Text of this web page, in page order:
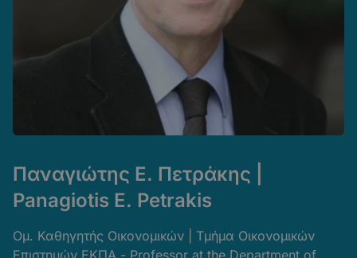
Παναγιώτης Ε. Πετράκης |
Panagiotis E. Petrakis
Ομ. Καθηγητής Οικονομικών | Τμήμα Οικονομικών
Επιστημών ΕΚΠΑ - Professor at the Department of